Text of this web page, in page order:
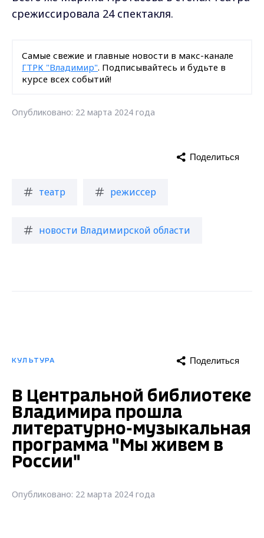
срежиссировала 24 спектакля.
Самые свежие и главные новости в макс-канале
ГТРК "Владимир". Подписывайтесь и будьте в
курсе всех событий!
Опубликовано: 22 марта 2024 года
театр режиссер
новости Владимирской области
Поделиться
КУЛЬТУРА Поделиться
В Центральной библиотеке
Владимира прошла
литературно-музыкальная
программа "Мы живем в
России"
Опубликовано: 22 марта 2024 года